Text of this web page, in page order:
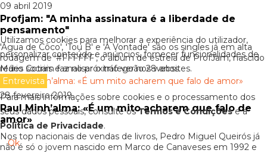
09 abril 2019
Profjam: "A minha assinatura é a liberdade de
pensamento"
'Água de Côco', 'Tou B' e 'À Vontade' são os singles já em alta
rodagem de '#FFFFFF', o álbum de estreia de ProfJam, nascido
Mário Cotrim faz no próximo verão 28 anos.
Entrevista
28 fevereiro 2019
Raul Minh’alma: «É um mito acharem que falo de
amor»
Nos top nacionais de vendas de livros, Pedro Miguel Queirós já
não é só o jovem nascido em Marco de Canaveses em 1992 e
Utilizamos cookies para melhorar a experiência do utilizador,
personalizar conteúdo e anúncios, fornecer funcionalidades de
redes sociais e analisar o tráfego nos websites.
Para mais informações sobre cookies e o processamento dos
seus dados pessoais, consulte osTermos e Condiçõese a
Política de Privacidade.
Ok